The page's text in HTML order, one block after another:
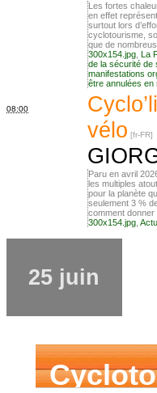
Les fortes
en effet
surtout lors
cyclotourisme,
que de
300x154.jpg La
de la sécurité de
manifestations
être annulées en
08:00
vélo
Paru en avril
les multiples
pour la planète
seulement 3 %
comment
300x154.jpg
25 juin